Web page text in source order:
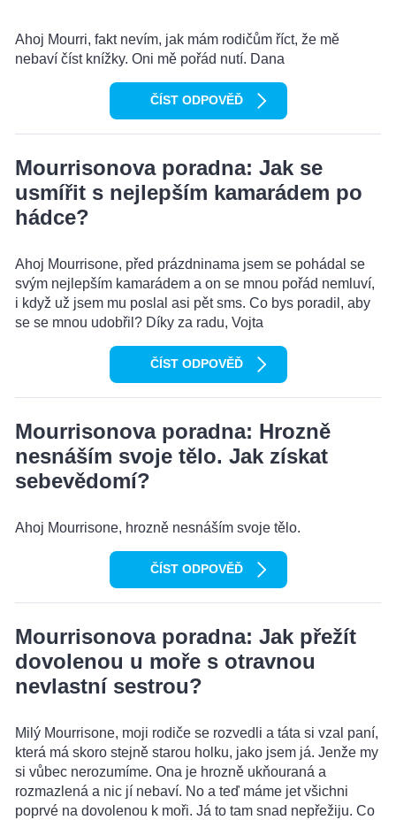
Ahoj Mourri, fakt nevím, jak mám rodičům říct, že mě
nebaví číst knížky. Oni mě pořád nutí. Dana
ČÍST ODPOVĚĎ
Mourrisonova poradna: Jak se
usmířit s nejlepším kamarádem po
hádce?
Ahoj Mourrisone, před prázdninama jsem se pohádal se
svým nejlepším kamarádem a on se mnou pořád nemluví,
i když už jsem mu poslal asi pět sms. Co bys poradil, aby
se se mnou udobřil? Díky za radu, Vojta
ČÍST ODPOVĚĎ
Mourrisonova poradna: Hrozně
nesnáším svoje tělo. Jak získat
sebevědomí?
Ahoj Mourrisone, hrozně nesnáším svoje tělo.
ČÍST ODPOVĚĎ
Mourrisonova poradna: Jak přežít
dovolenou u moře s otravnou
nevlastní sestrou?
Milý Mourrisone, moji rodiče se rozvedli a táta si vzal paní,
která má skoro stejně starou holku, jako jsem já. Jenže my
si vůbec nerozumíme. Ona je hrozně ukňouraná a
rozmazlená a nic jí nebaví. No a teď máme jet všichni
poprvé na dovolenou k moři. Já to tam snad nepřežiju. Co